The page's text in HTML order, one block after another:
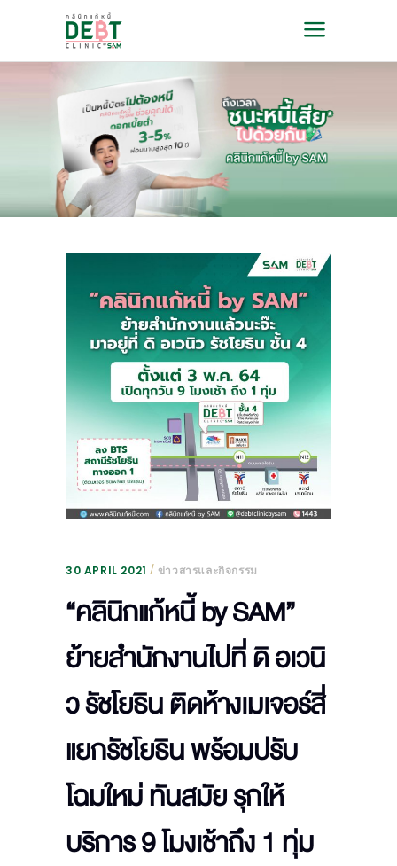
30 APRIL 2021 ข่าวสารและกิจกรรม
“คลินิกแก้หนี้ by SAM”
ย้ายสำนักงานไปที่ ดิ อเวนิ
ว รัชโยธิน ติดห้างเมเจอร์สี่
แยกรัชโยธิน พร้อมปรับ
โฉมใหม่ ทันสมัย รุกให้
บริการ 9 โมงเช้าถึง 1 ทุ่ม